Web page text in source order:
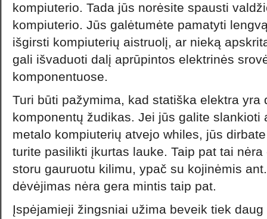
kompiuterio. Tada jūs norėsite spausti
kompiuterio. Jūs galėtumėte pamatyti
išgirsti kompiuterių aistruolį, ar nieką
gali išvaduoti dalį aprūpintos elektrinės
komponentuose.
Turi būti pažymima, kad statiška elektra yra
komponentų žudikas. Jei jūs galite slankioti
metalo kompiuterių atvejo whiles, jūs
turite pasilikti įkurtas lauke. Taip pat tai
storu gauruotu kilimu, ypač su kojinėmis
dėvėjimas nėra gera mintis taip pat.
Įspėjamieji žingsniai užima beveik tiek